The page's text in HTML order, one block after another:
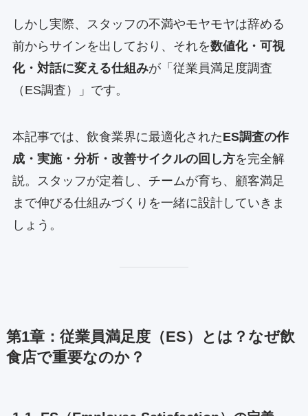
しかし実際、スタッフの不満やモヤモヤは辞める
前からサインを出しており、それを数値化・可視
化・対話に変える仕組みが「従業員満足度調査
（ES調査）」です。
本記事では、飲食業界に最適化されたES調査の作
成・実施・分析・改善サイクルの回し方を完全解
説。スタッフが定着し、チームが育ち、顧客満足
まで伸びる仕組みづくりを一緒に設計していきま
しょう。
第1章：従業員満足度（ES）とは？なぜ飲
食店で重要なのか？